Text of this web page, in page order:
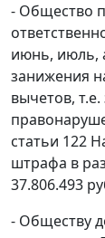
- Общество
июнь, июль,
занижения
вычетов,
статьи 122
штрафа в
37.806.493
- Обществу